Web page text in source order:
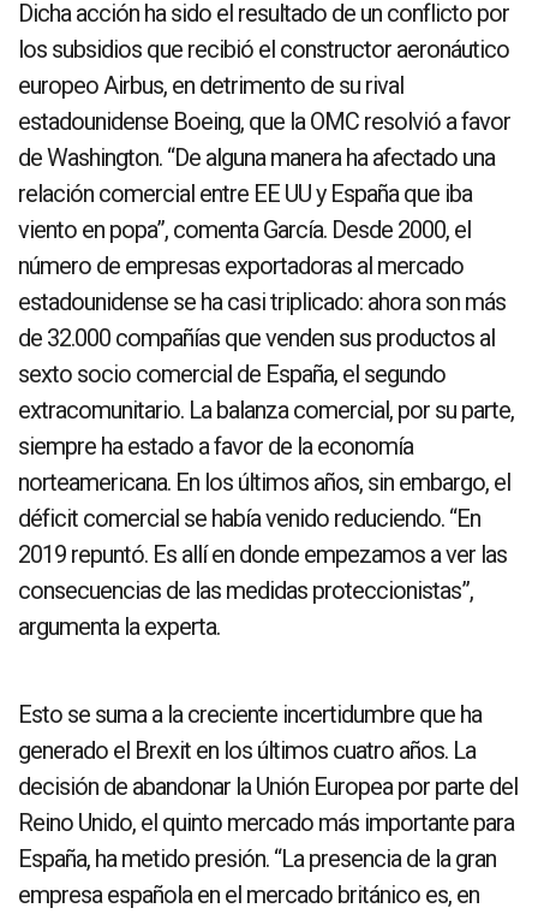
Dicha acción ha sido el resultado de un conflicto por
los subsidios que recibió el constructor aeronáutico
europeo Airbus, en detrimento de su rival
estadounidense Boeing, que la OMC resolvió a favor
de Washington. “De alguna manera ha afectado una
relación comercial entre EE UU y España que iba
viento en popa”, comenta García. Desde 2000, el
número de empresas exportadoras al mercado
estadounidense se ha casi triplicado: ahora son más
de 32.000 compañías que venden sus productos al
sexto socio comercial de España, el segundo
extracomunitario. La balanza comercial, por su parte,
siempre ha estado a favor de la economía
norteamericana. En los últimos años, sin embargo, el
déficit comercial se había venido reduciendo. “En
2019 repuntó. Es allí en donde empezamos a ver las
consecuencias de las medidas proteccionistas”,
argumenta la experta.
Esto se suma a la creciente incertidumbre que ha
generado el Brexit en los últimos cuatro años. La
decisión de abandonar la Unión Europea por parte del
Reino Unido, el quinto mercado más importante para
España, ha metido presión. “La presencia de la gran
empresa española en el mercado británico es, en